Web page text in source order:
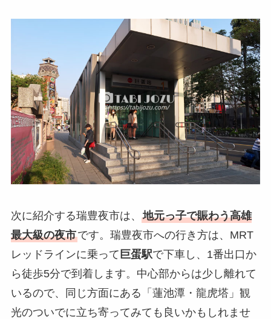
次に紹介する瑞豊夜市は、 地元っ子で賑わう高雄
最大級の夜市です。瑞豊夜市への行き方は、MRT
レッドラインに乗って 巨蛋駅で下車し、1番出口か
ら徒歩5分で到着します。中心部からは少し離れて
いるので、同じ方面にある「蓮池潭・龍虎塔」観
光のついでに立ち寄ってみても良いかもしれませ